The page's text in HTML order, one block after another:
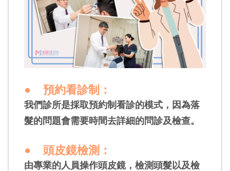
● 預約看診制 ：
我們診所是採取預約制看診的模式，因為落
髮的問題會需要時間去詳細的問診及檢查。
● 頭皮鏡檢測 ：
由專業的人員操作頭皮鏡，檢測頭髮以及檢